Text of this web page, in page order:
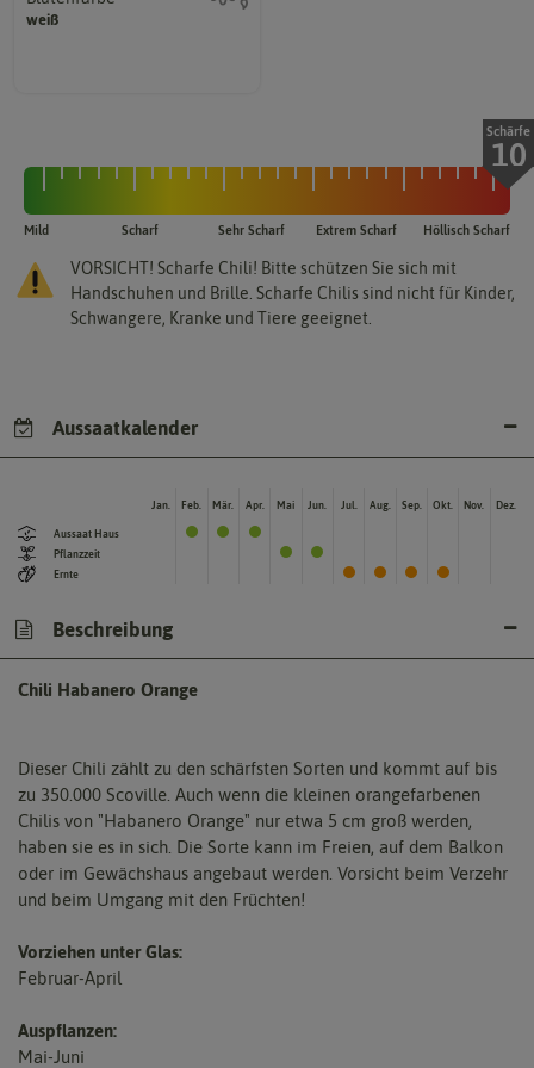
weiß
Kann auch mehrfarbig sein.
Schärfe
10
Mild Scharf Sehr Scharf Extrem Scharf Höllisch Scharf
VORSICHT! Scharfe Chili! Bitte schützen Sie sich mit
Handschuhen und Brille. Scharfe Chilis sind nicht für Kinder,
Schwangere, Kranke und Tiere geeignet.
Aussaatkalender
Aussaat Haus
Pflanzzeit
Ernte
Jan. Feb. Mär. Apr. Mai Jun. Jul. Aug. Sep. Okt. Nov. Dez.
Beschreibung
Chili Habanero Orange
Dieser Chili zählt zu den schärfsten Sorten und kommt auf bis
zu 350.000 Scoville. Auch wenn die kleinen orangefarbenen
Chilis von "Habanero Orange" nur etwa 5 cm groß werden,
haben sie es in sich. Die Sorte kann im Freien, auf dem Balkon
oder im Gewächshaus angebaut werden. Vorsicht beim Verzehr
und beim Umgang mit den Früchten!
Vorziehen unter Glas:
Februar-April
Auspflanzen:
Mai-Juni